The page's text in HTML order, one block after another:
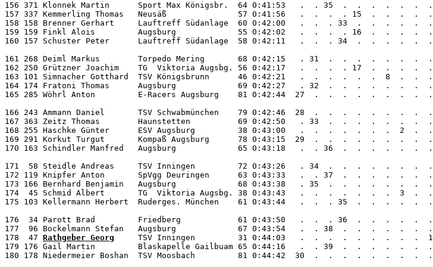
156 371 Klonnek Martin      Sport Max Königsbr.  64 0:41:53   .  . 35  .  .  .  .  .  .  .
157 337 Kemmerling Thomas   Neusäß               57 0:41:56   .  .  .  . 15  .  .  .  .  .
158 158 Brenner Gerhart     Lauftreff Südanlage  60 0:42:00   .  .  . 33  .  .  .  .  .  .
159 159 Finkl Alois         Augsburg             55 0:42:02   .  .  .  . 16  .  .  .  .  .
160 157 Schuster Peter      Lauftreff Südanlage  58 0:42:11   .  .  . 34  .  .  .  .  .  .
161 268 Deiml Markus        Torpedo Mering       68 0:42:15   . 31  .  .  .  .  .  .  .  .
162 250 Grützner Joachim    TG  Viktoria Augsbg. 56 0:42:17   .  .  .  . 17  .  .  .  .  .
163 101 Simnacher Gotthard  TSV Königsbrunn      46 0:42:21   .  .  .  .  .  .  8  .  .  .
164 174 Fratoni Thomas      Augsburg             69 0:42:27   . 32  .  .  .  .  .  .  .  .
165 285 Wöhrl Anton         E-Racers Augsburg    81 0:42:44  27  .  .  .  .  .  .  .  .  .
166 243 Ammann Daniel       TSV Schwabmünchen    79 0:42:46  28  .  .  .  .  .  .  .  .  .
167 363 Zeitz Thomas        Haunstetten          69 0:42:50   . 33  .  .  .  .  .  .  .  .
168 255 Haschke Günter      ESV Augsburg         38 0:43:00   .  .  .  .  .  .  .  2  .  .
169 291 Korkut Turgut       Kompaß Augsburg      78 0:43:15  29  .  .  .  .  .  .  .  .  .
170 163 Schindler Manfred   Augsburg             65 0:43:18   .  . 36  .  .  .  .  .  .  .
171  58 Steidle Andreas     TSV Inningen         72 0:43:26   . 34  .  .  .  .  .  .  .  .
172 119 Knipfer Anton       SpVgg Deuringen      63 0:43:33   .  . 37  .  .  .  .  .  .  .
173 166 Bernhard Benjamin   Augsburg             68 0:43:38   . 35  .  .  .  .  .  .  .  .
174  45 Schmid Albert       TG  Viktoria Augsbg. 38 0:43:43   .  .  .  .  .  .  .  3  .  .
175 103 Kellermann Herbert  Ruderges. München    61 0:43:44   .  .  . 35  .  .  .  .  .  .
176  34 Parott Brad         Friedberg            61 0:43:50   .  .  . 36  .  .  .  .  .  .
177  96 Bockelmann Stefan   Augsburg             67 0:43:54   .  . 38  .  .  .  .  .  .  .
178  47 Rathgeber Georg
     TSV Inningen         31 0:44:03   .  .  .  .  .  .  .  .  .  1
179 176 Gail Martin         Blaskapelle Gailbuam 65 0:44:16   .  . 39  .  .  .  .  .  .  .